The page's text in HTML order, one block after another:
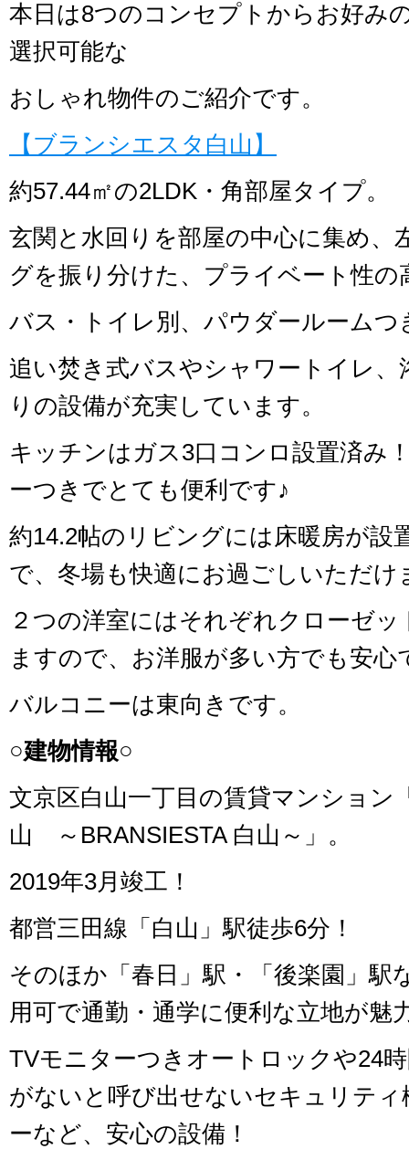
本日は8つのコンセプトからお好み
選択可能な
おしゃれ物件のご紹介です。
【ブランシエスタ白山】
約57.44㎡の2LDK・角部屋タイプ。
玄関と水回りを部屋の中心に集め、
グを振り分けた、プライベート性の
バス・トイレ別、パウダールームつ
追い焚き式バスやシャワートイレ、
りの設備が充実しています。
キッチンはガス3口コンロ設置済
ーつきでとても便利です♪
約14.2帖のリビングには床暖房が設
で、冬場も快適にお過ごしいただけ
２つの洋室にはそれぞれクローゼ
ますので、お洋服が多い方でも安心
バルコニーは東向きです。
○建物情報○
文京区白山一丁目の賃貸マンション
山 ～BRANSIESTA 白山～」。
2019年3月竣工！
都営三田線「白山」駅徒歩6分！
そのほか「春日」駅・「後楽園」駅
用可で通勤・通学に便利な立地が魅
TVモニターつきオートロックや24
がないと呼び出せないセキュリテ
ーなど、安心の設備！